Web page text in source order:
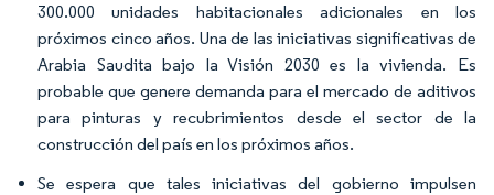
300.000 unidades habitacionales adicionales en los
próximos cinco años. Una de las iniciativas significativas de
Arabia Saudita bajo la Visión 2030 es la vivienda. Es
probable que genere demanda para el mercado de aditivos
para pinturas y recubrimientos desde el sector de la
construcción del país en los próximos años.
Se espera que tales iniciativas del gobierno impulsen